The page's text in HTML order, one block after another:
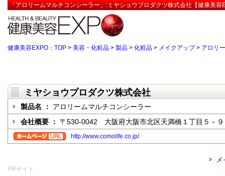
「アロリームマルチコンシーラー」:ミヤショウプロダクツ株式会社【健康美容
健康美容EXPO：TOP > 美容・化粧品 > 製品 > 化粧品 > メイクアップ> アロリ
ミヤショウプロダクツ株式会社
製品名 ： アロリームマルチコンシーラー
会社概要 ： 〒530-0042 大阪府大阪市北区天満橋１丁目５－９
http://www.comolife.co.jp/
PRサイト